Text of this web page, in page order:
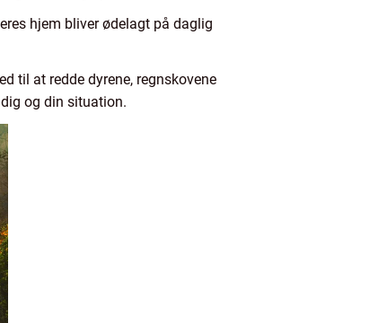
hjem bliver ødelagt på daglig
til at redde dyrene, regnskovene
og din situation.